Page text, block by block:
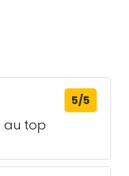
5/5
au top